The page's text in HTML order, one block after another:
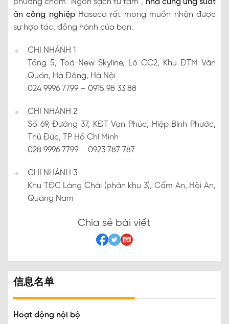
phương châm “Ngon sạch từ tâm”, nhà cung ứng suất
ăn công nghiệpHaseca rất mong muốn nhận được
sự hợp tác, đồng hành của bạn.
CHI NHÁNH 1
Tầng 5, Toà New Skyline, Lô CC2, Khu ĐTM Văn
Quán, Hà Đông, Hà Nội
024 9996 7799 – 0915 98 33 88
CHI NHÁNH 2
Số 69, Đường 37, KĐT Vạn Phúc, Hiệp Bình Phước,
Thủ Đức, TP Hồ Chí Minh
028 9996 7799 – 0923 787 787
CHI NHÁNH 3
Khu TĐC Làng Chài (phân khu 3), Cẩm An, Hội An,
Quảng Nam
Chia sẻ bài viết
信息名单
Hoạt động nội bộ